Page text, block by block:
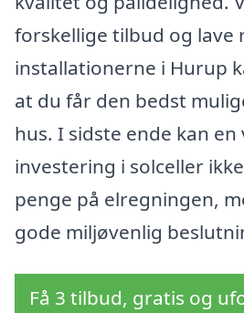
forskellige tilbud og lave
installationerne i Hurup
at du får den bedst
hus. I sidste ende kan
investering i solceller
penge på elregningen,
gode miljøvenlig
Få 3 tilbud, gratis og